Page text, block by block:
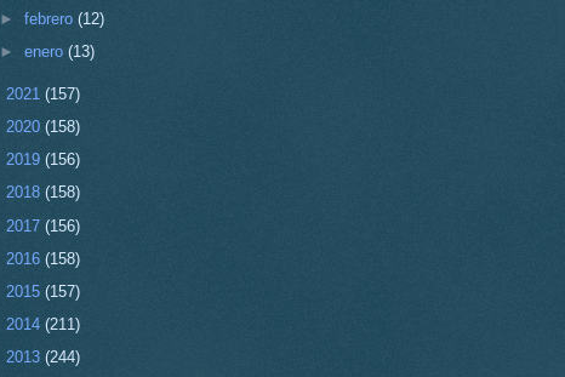
►febrero(12)
►enero(13)
2021 (157)
2020 (158)
2019 (156)
2018 (158)
2017 (156)
2016 (158)
2015 (157)
2014 (211)
2013 (244)